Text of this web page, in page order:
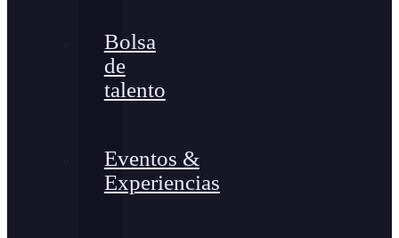
Bolsa
de
talento
Eventos &
Experiencias